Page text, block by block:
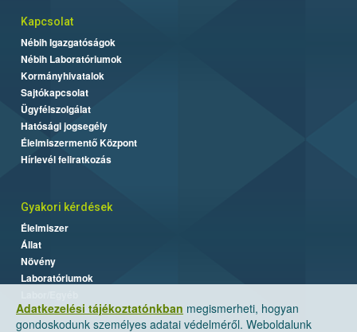
Adatkezelési tájékoztatónkban megismerheti, hogyan
gondoskodunk személyes adatai védelméről. Weboldalunk
Kapcsolat
Nébih Igazgatóságok
Nébih Laboratóriumok
Kormányhivatalok
Sajtókapcsolat
Ügyfélszolgálat
Hatósági jogsegély
Élelmiszermentő Központ
Hírlevél feliratkozás
Gyakori kérdések
Élelmiszer
Állat
Növény
Laboratóriumok